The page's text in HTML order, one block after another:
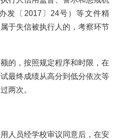
发〔2017〕24号）等文件精
于失信被执行人的，考察环节
的，按照规定程序和时限，在
最终成绩从高分到低分依次等
两次。
人员经学校审议同意后，在安